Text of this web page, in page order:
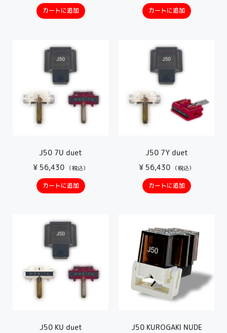
カートに追加 カートに追加
J50 7U duet
¥56,430 （税込）
カートに追加
J50 7Y duet
¥56,430 （税込）
カートに追加
J50 KU duet
J50 KUROGAKI NUDE